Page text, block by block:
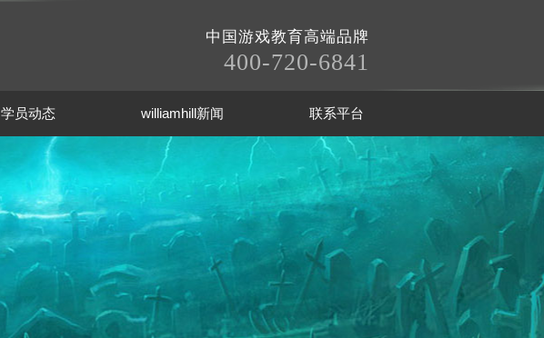
中国游戏教育高端品牌
400-720-6841
学员动态 williamhill新闻 联系平台